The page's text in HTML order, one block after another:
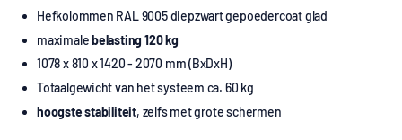
Hefkolommen RAL 9005 diepzwart gepoedercoat glad
maximalebelasting 120 kg
1078 x 810 x 1420 - 2070 mm (BxDxH)
Totaalgewicht van het systeem ca. 60 kg
hoogste stabiliteit, zelfs met grote schermen